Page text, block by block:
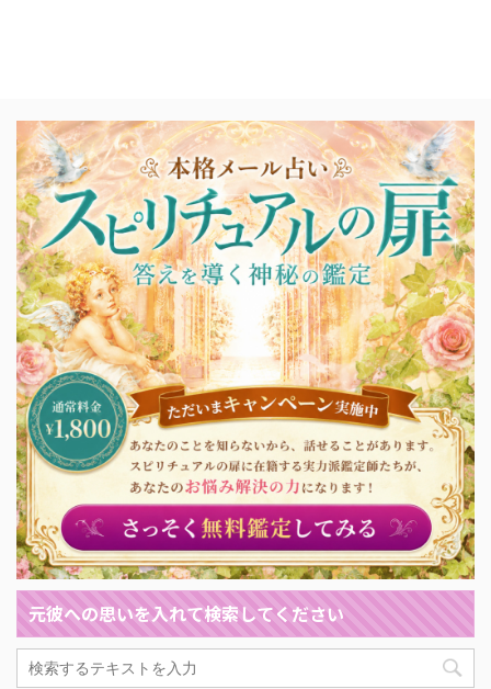
元彼への思いを入れて検索してください